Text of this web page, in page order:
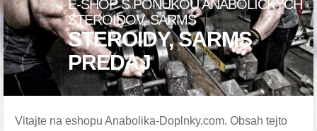
E-SHOP S PONUKOU ANABOLICKÝCH
STEROIDOV, SARMS
STEROIDY, SARMS
PREDAJ
Vitajte na eshopu Anabolika-Doplnky.com. Obsah tejto